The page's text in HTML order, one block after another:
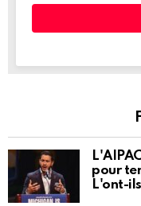
pour
L'ont-